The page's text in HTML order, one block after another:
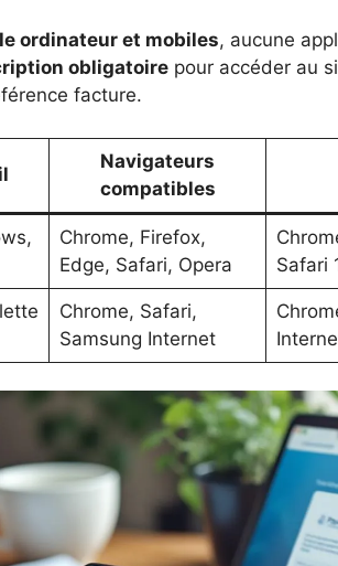
ordinateur et mobiles, aucune
obligatoire pour accéder au
facture.
Navigateurs
compatibles
Chrome, Firefox,
Edge, Safari, Opera
Safari
Chrome, Safari,
Samsung Internet